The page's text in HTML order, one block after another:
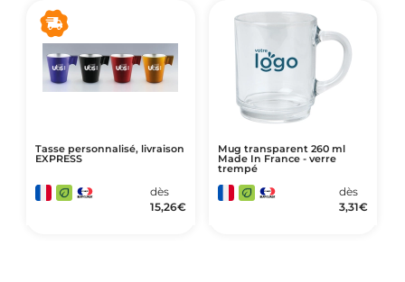
Tasse personnalisé, livraison
EXPRESS
dès
15,26€
Mug transparent 260 ml
Made In France - verre
trempé
dès
3,31€